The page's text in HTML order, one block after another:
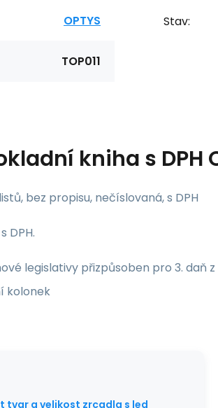
OPTYS
TOP011
Stav:
kniha s DPH
bez propisu, nečíslovaná, s DPH
DPH.
legislativy přizpůsoben pro 3. daň
kolonek
tvar a velikost zrcadla s led